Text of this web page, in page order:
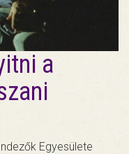
a
Egyesülete